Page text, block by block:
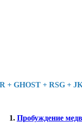
+ GHOST + RSG +
1. Пробуждение